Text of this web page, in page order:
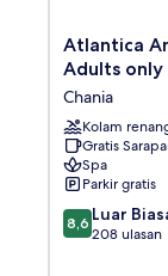
Atlantica
Amalthia
Hotel
–
Adults
only
Chania
Atlantica
Adults only
Chania
Kolam
Gratis
Spa
Parkir gratis
8.6
dari
8,6 Luar
208 ulasan